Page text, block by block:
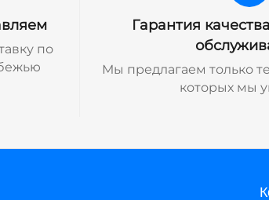
по
Гарантия
Мы предлагаем только
которых мы